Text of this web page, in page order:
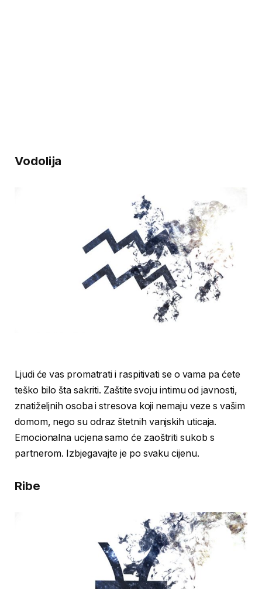
Vodolija
Ljudi će vas promatrati i raspitivati se o vama pa ćete
teško bilo šta sakriti. Zaštite svoju intimu od javnosti,
znatiželjnih osoba i stresova koji nemaju veze s vašim
domom, nego su odraz štetnih vanjskih uticaja.
Emocionalna ucjena samo će zaoštriti sukob s
partnerom. Izbjegavajte je po svaku cijenu.
Ribe